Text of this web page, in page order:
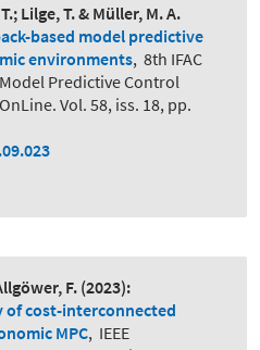
Lilge, T. & Müller, M. A.
based model predictive
environments, 8th IFAC
Predictive Control
Vol. 58, iss. 18, pp.
F.(2023):
cost-interconnected
MPC, IEEE